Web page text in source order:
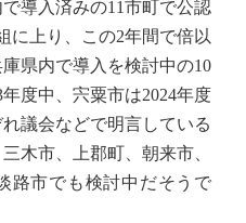
導入済みの11市町で公認
に上り、この2年間で倍以
県内で導入を検討中の10
度中、宍粟市は2024年度
議会などで明言している
木市、上郡町、朝来市、
路市でも検討中だそうで